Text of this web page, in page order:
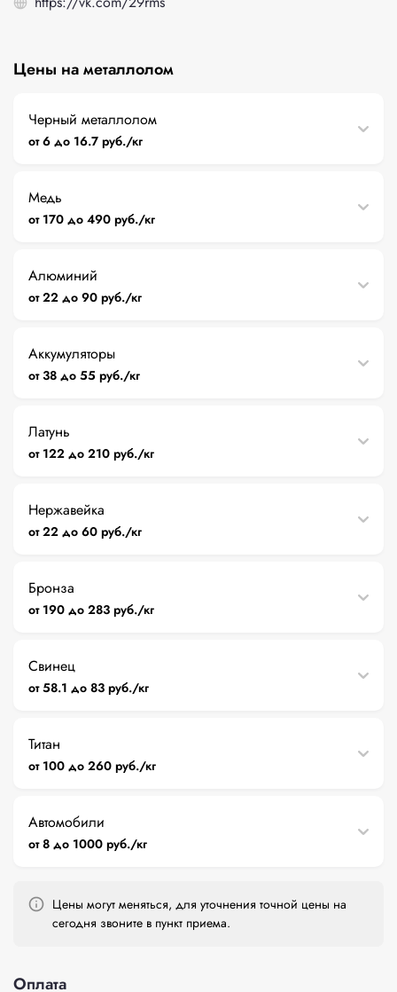
Цены на металлолом
Черный металлолом
от 6 до 16.7 руб./кг
Медь
от 170 до 490 руб./кг
Алюминий
от 22 до 90 руб./кг
Аккумуляторы
от 38 до 55 руб./кг
Латунь
от 122 до 210 руб./кг
Нержавейка
от 22 до 60 руб./кг
Бронза
от 190 до 283 руб./кг
Свинец
от 58.1 до 83 руб./кг
Титан
от 100 до 260 руб./кг
Автомобили
от 8 до 1000 руб./кг
Цены могут меняться, для уточнения точной цены на
сегодня звоните в пункт приема.
Оплата